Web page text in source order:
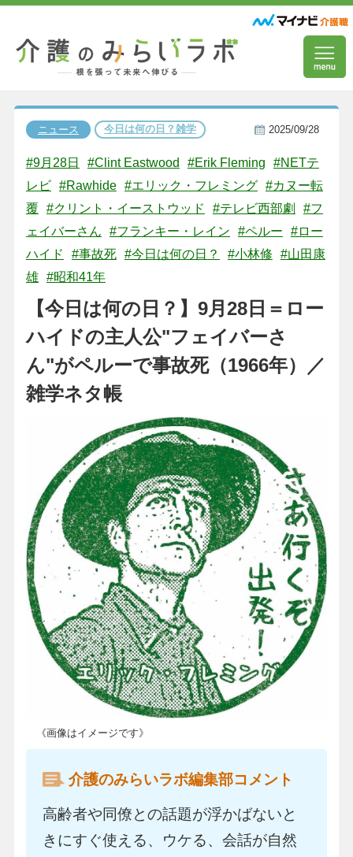
ニュース 今日は何の日？雑学 2025/09/28
#9月28日 #Clint Eastwood #Erik Fleming
#NETテ
レビ #Rawhide #エリック・フレミング #カヌー転
覆
#クリント・イーストウッド #テレビ西部劇
#フ
ェイバーさん
#フランキー・レイン #ペルー
#ロー
ハイド
#事故死 #今日は何の日？ #小林修
#山田康
雄 #昭和41年
【今日は何の日？】9月28日＝ロー
ハイドの主人公"フェイバーさ
ん"がペルーで事故死（1966年）／
雑学ネタ帳
《画像はイメージです》
介護のみらいラボ編集部コメント
高齢者や同僚との話題が浮かばないと
きにすぐ使える、ウケる、会話が自然